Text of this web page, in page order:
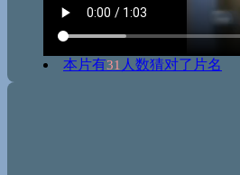
本片有31 人数猜对了片名